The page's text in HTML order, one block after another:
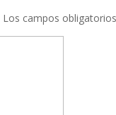
Los campos